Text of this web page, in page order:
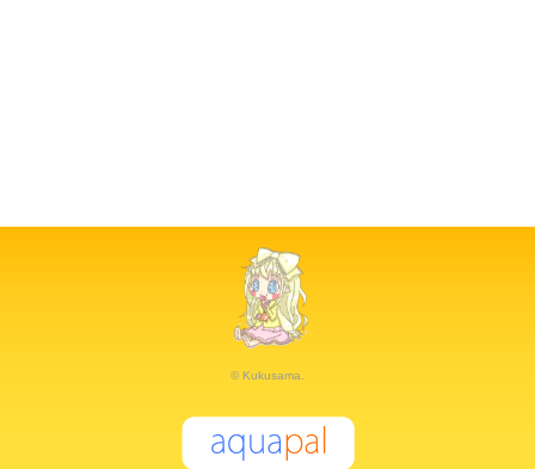
© Kukusama.